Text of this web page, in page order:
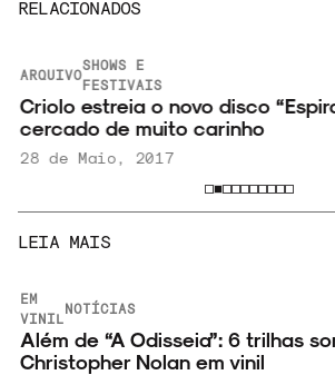
RELACIONADOS
ARQUIVO
SHOWS E
FESTIVAIS
Criolo estreia o novo disco
cercado de muito carinho
28 de Maio, 2017
LEIA MAIS
EM
VINIL
NOTÍCIAS
Além de “A Odisseia”: 6 trilhas
Christopher Nolan em vinil